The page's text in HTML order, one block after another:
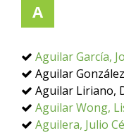
A
Aguilar García,
Aguilar
Aguilar Liriano,
Aguilar Wong,
Aguilera, Julio